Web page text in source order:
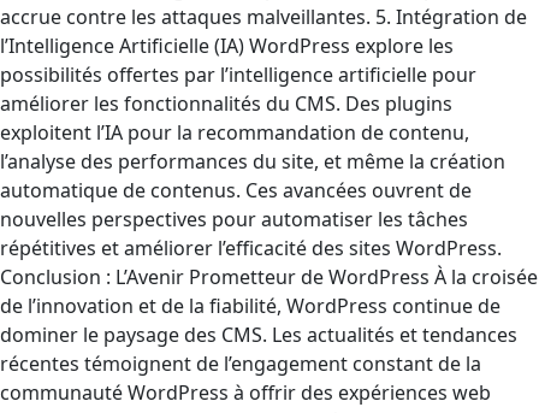
accrue contre les attaques malveillantes. 5. Intégration de
l’Intelligence Artificielle (IA) WordPress explore les
possibilités offertes par l’intelligence artificielle pour
améliorer les fonctionnalités du CMS. Des plugins
exploitent l’IA pour la recommandation de contenu,
l’analyse des performances du site, et même la création
automatique de contenus. Ces avancées ouvrent de
nouvelles perspectives pour automatiser les tâches
répétitives et améliorer l’efficacité des sites WordPress.
Conclusion : L’Avenir Prometteur de WordPress À la croisée
de l’innovation et de la fiabilité, WordPress continue de
dominer le paysage des CMS. Les actualités et tendances
récentes témoignent de l’engagement constant de la
communauté WordPress à offrir des expériences web